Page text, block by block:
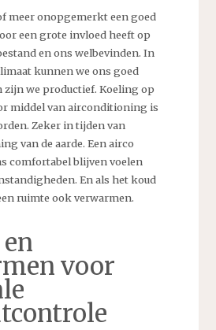
meer onopgemerkt een goed
een grote invloed heeft op
en ons welbevinden. In
kunnen we ons goed
zijn we productief. Koeling op
middel van airconditioning is
Zeker in tijden van
van de aarde. Een airco
comfortabel blijven voelen
En als het koud
ruimte ook verwarmen.
voor